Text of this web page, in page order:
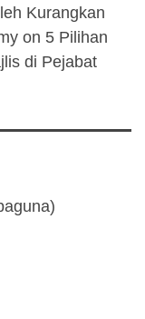
Kurangkan
on 5 Pilihan
di Pejabat